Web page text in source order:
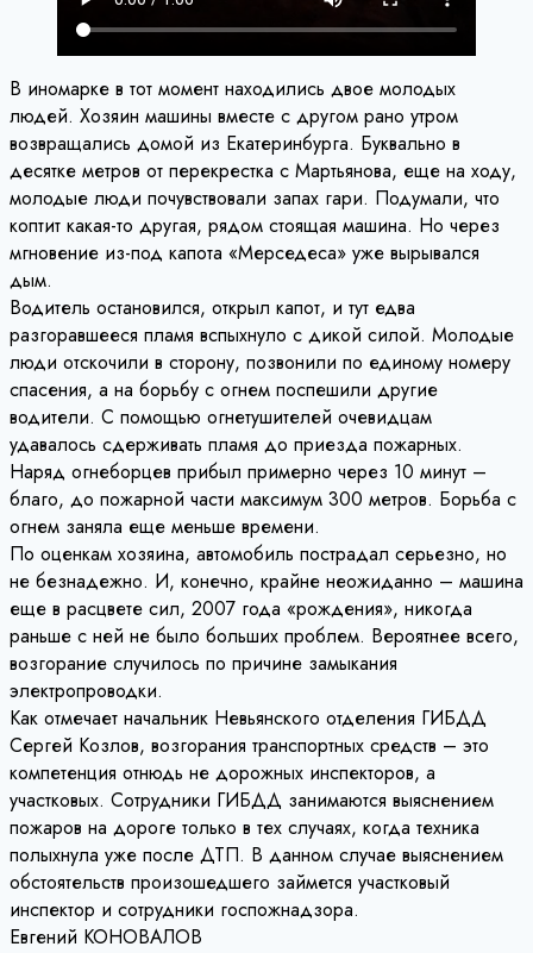
В иномарке в тот момент находились двое молодых
людей. Хозяин машины вместе с другом рано утром
возвращались домой из Екатеринбурга. Буквально в
десятке метров от перекрестка с Мартьянова, еще на ходу,
молодые люди почувствовали запах гари. Подумали, что
коптит какая-то другая, рядом стоящая машина. Но через
мгновение из-под капота «Мерседеса» уже вырывался
дым.
Водитель остановился, открыл капот, и тут едва
разгоравшееся пламя вспыхнуло с дикой силой. Молодые
люди отскочили в сторону, позвонили по единому номеру
спасения, а на борьбу с огнем поспешили другие
водители. С помощью огнетушителей очевидцам
удавалось сдерживать пламя до приезда пожарных.
Наряд огнеборцев прибыл примерно через 10 минут –
благо, до пожарной части максимум 300 метров. Борьба с
огнем заняла еще меньше времени.
По оценкам хозяина, автомобиль пострадал серьезно, но
не безнадежно. И, конечно, крайне неожиданно – машина
еще в расцвете сил, 2007 года «рождения», никогда
раньше с ней не было больших проблем. Вероятнее всего,
возгорание случилось по причине замыкания
электропроводки.
Как отмечает начальник Невьянского отделения ГИБДД
Сергей Козлов, возгорания транспортных средств – это
компетенция отнюдь не дорожных инспекторов, а
участковых. Сотрудники ГИБДД занимаются выяснением
пожаров на дороге только в тех случаях, когда техника
полыхнула уже после ДТП. В данном случае выяснением
обстоятельств произошедшего займется участковый
инспектор и сотрудники госпожнадзора.
Евгений КОНОВАЛОВ